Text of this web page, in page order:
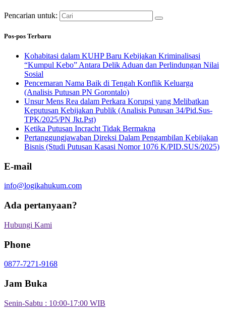
Pencarian untuk:
Pos-pos Terbaru
Kohabitasi dalam KUHP Baru Kebijakan Kriminalisasi
“Kumpul Kebo” Antara Delik Aduan dan Perlindungan Nilai
Sosial
Pencemaran Nama Baik di Tengah Konflik Keluarga
(Analisis Putusan PN Gorontalo)
Unsur Mens Rea dalam Perkara Korupsi yang Melibatkan
Keputusan Kebijakan Publik (Analisis Putusan 34/Pid.Sus-
TPK/2025/PN Jkt.Pst)
Ketika Putusan Incracht Tidak Bermakna
Pertanggungjawaban Direksi Dalam Pengambilan Kebijakan
Bisnis (Studi Putusan Kasasi Nomor 1076 K/PID.SUS/2025)
E-mail
info@logikahukum.com
Ada pertanyaan?
Hubungi Kami
Phone
0877-7271-9168
Jam Buka
Senin-Sabtu : 10:00-17:00 WIB